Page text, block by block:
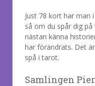
Just 78 kort har man
så om du spår dig
nästan känna
har förändrats. Det
spå i tarot.
Samlingen